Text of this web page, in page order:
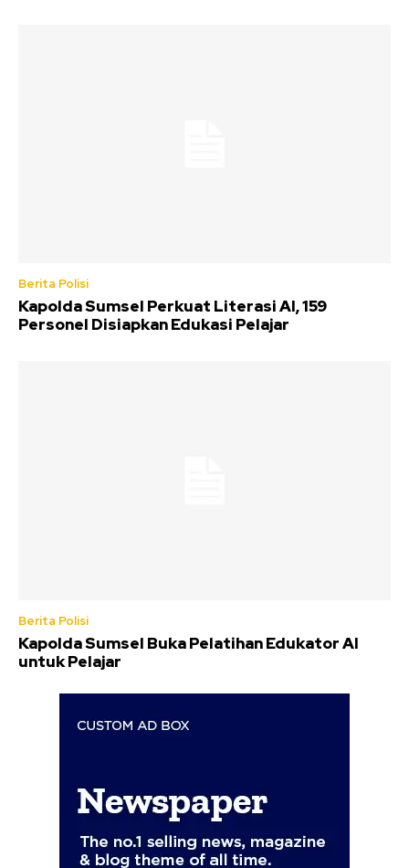
Berita Polisi
Kapolda Sumsel Perkuat Literasi AI, 159
Personel Disiapkan Edukasi Pelajar
Berita Polisi
Kapolda Sumsel Buka Pelatihan Edukator AI
untuk Pelajar